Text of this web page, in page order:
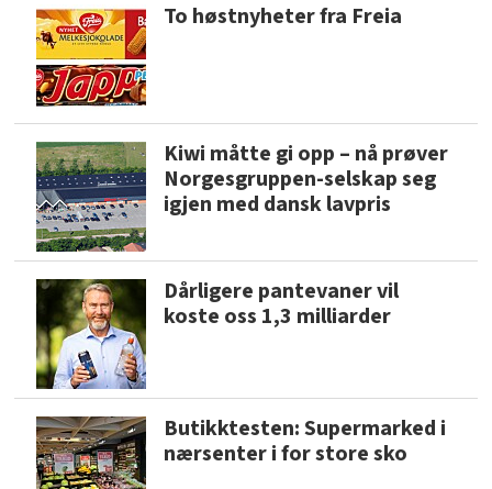
To høstnyheter fra Freia
Kiwi måtte gi opp – nå prøver
Norgesgruppen-selskap seg
igjen med dansk lavpris
Dårligere pantevaner vil
koste oss 1,3 milliarder
Butikktesten: Supermarked i
nærsenter i for store sko